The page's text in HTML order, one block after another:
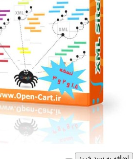
اضافه به سبد خرید